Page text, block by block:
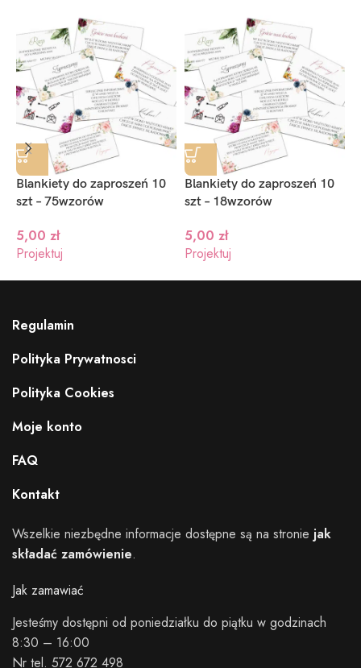
Blankiety do zaproszeń 10
szt – 75wzorów
5,00 zł
Projektuj
Blankiety do zaproszeń 10
szt – 18wzorów
5,00 zł
Projektuj
Regulamin
Polityka Prywatnosci
Polityka Cookies
Moje konto
FAQ
Kontakt
Wszelkie niezbędne informacje dostępne są na stronie jak
składać zamówienie.
Jak zamawiać
Jesteśmy dostępni od poniedziałku do piątku w godzinach
8:30 – 16:00
Nr tel. 572 672 498